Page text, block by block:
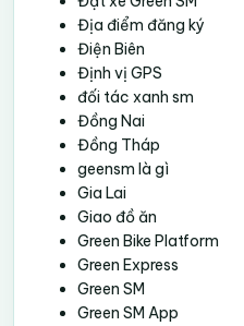
Địa điểm đăng ký
Điện Biên
Định vị GPS
đối tác xanh sm
Đồng Nai
Đồng Tháp
geensm là gì
Gia Lai
Giao đồ ăn
Green Bike Platform
Green Express
Green SM
Green SM App